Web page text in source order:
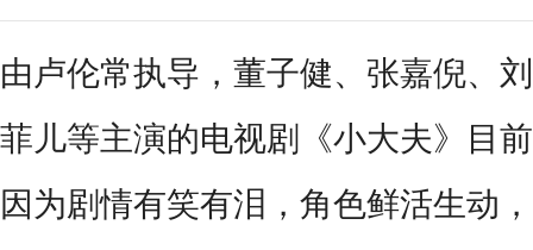
由卢伦常执导，董子健、张嘉倪、
菲儿等主演的电视剧《小大夫》目
因为剧情有笑有泪，角色鲜活生动